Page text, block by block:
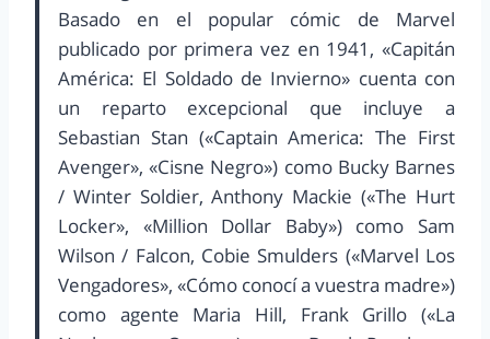
Basado en el popular cómic de Marvel
publicado por primera vez en 1941, «Capitán
América: El Soldado de Invierno» cuenta con
un reparto excepcional que incluye a
Sebastian Stan («Captain America: The First
Avenger», «Cisne Negro») como Bucky Barnes
/ Winter Soldier, Anthony Mackie («The Hurt
Locker», «Million Dollar Baby») como Sam
Wilson / Falcon, Cobie Smulders («Marvel Los
Vengadores», «Cómo conocí a vuestra madre»)
como agente Maria Hill, Frank Grillo («La